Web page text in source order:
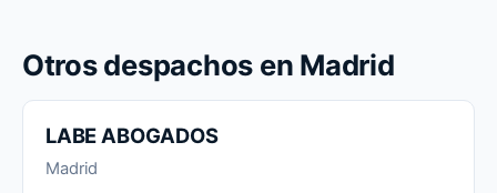
Otros despachos en Madrid
LABE ABOGADOS
Madrid